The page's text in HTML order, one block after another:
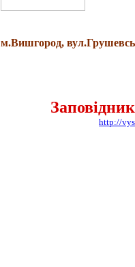
м.Вишгород,
http://